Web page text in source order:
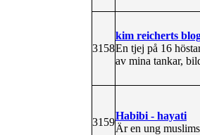
3158
kim reicherts
En tjej på 16
av mina tankar,
3159
Habibi - hayati
Är en ung